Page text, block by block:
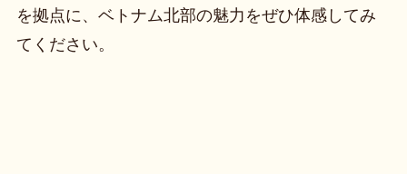
を拠点に、ベトナム北部の魅力をぜひ体感してみ
てください。